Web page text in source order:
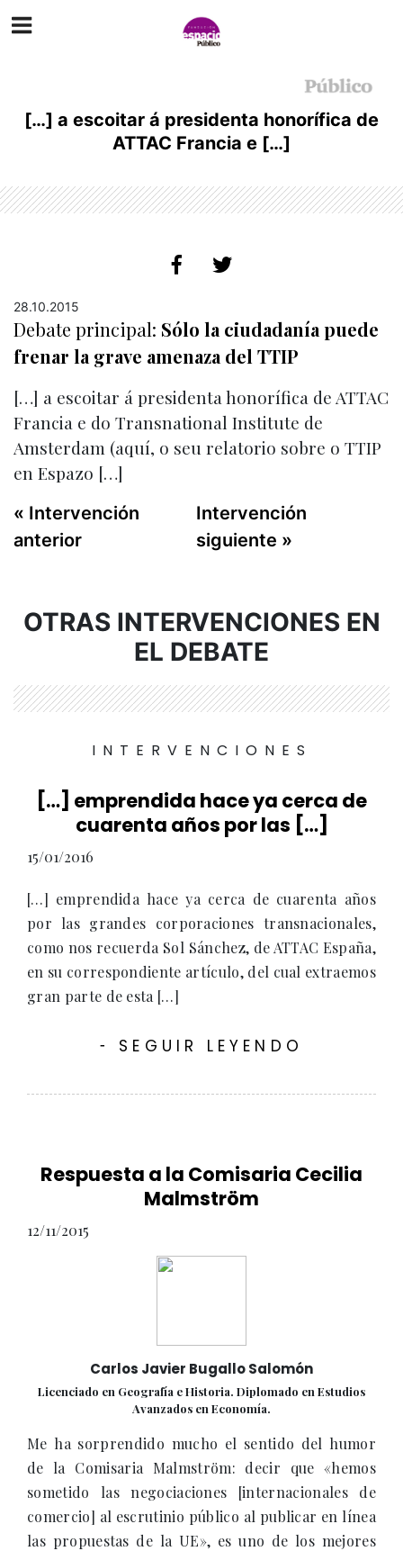
[…] a escoitar á presidenta honorífica de
ATTAC Francia e […]
28.10.2015
Debate principal: Sólo la ciudadanía puede
frenar la grave amenaza del TTIP
[…] a escoitar á presidenta honorífica de ATTAC
Francia e do Transnational Institute de
Amsterdam (aquí, o seu relatorio sobre o TTIP
en Espazo […]
« Intervención
anterior
Intervención
siguiente »
OTRAS INTERVENCIONES EN
EL DEBATE
INTERVENCIONES
[…] emprendida hace ya cerca de
cuarenta años por las […]
15/01/2016
[…] emprendida hace ya cerca de cuarenta años
por las grandes corporaciones transnacionales,
como nos recuerda Sol Sánchez, de ATTAC España,
en su correspondiente artículo, del cual extraemos
gran parte de esta […]
- SEGUIR LEYENDO
Respuesta a la Comisaria Cecilia
Malmström
12/11/2015
Carlos Javier Bugallo Salomón
Licenciado en Geografía e Historia. Diplomado en Estudios
Avanzados en Economía.
Me ha sorprendido mucho el sentido del humor
de la Comisaria Malmström: decir que «hemos
sometido las negociaciones [internacionales de
comercio] al escrutinio público al publicar en línea
las propuestas de la UE», es uno de los mejores